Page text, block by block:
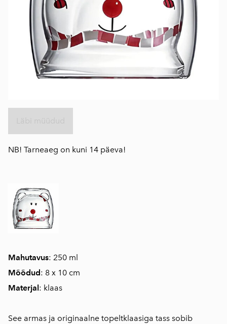
Mahutavus: 250 ml
Mõõdud: 8 x 10 cm
Materjal : klaas
See armas ja originaalne topeltklaasiga tass sobib
NB! Tarneaeg on kuni 14 päeva!